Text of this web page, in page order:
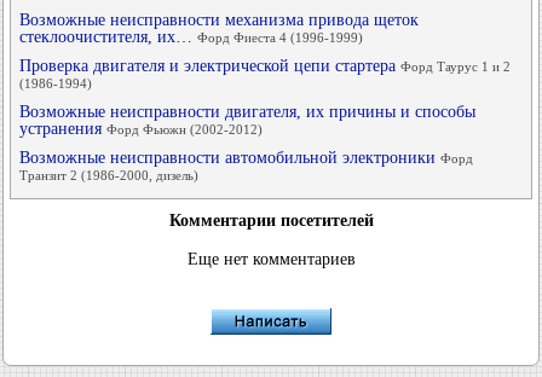
Возможные неисправности механизма привода щеток
стеклоочистителя, их… Форд Фиеста 4 (1996-1999)
Проверка двигателя и электрической цепи стартера Форд Таурус 1 и 2
(1986-1994)
Возможные неисправности двигателя, их причины и способы
устранения Форд Фьюжн (2002-2012)
Возможные неисправности автомобильной электроники Форд
Транзит 2 (1986-2000, дизель)
Комментарии посетителей
Еще нет комментариев